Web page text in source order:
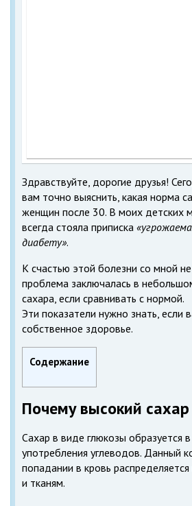
Здравствуйте, дорогие друзья!
вам точно выяснить, какая норма
женщин после 30. В моих детских
всегда стояла приписка
диабету».
К счастью этой болезни со мной не
проблема заключалась в
сахара, если сравнивать с нормой.
Эти показатели нужно знать, если
собственное здоровье.
Содержание
Почему высокий
Сахар в виде глюкозы образуется
употребления углеводов. Данный
попадании в кровь
и тканям.